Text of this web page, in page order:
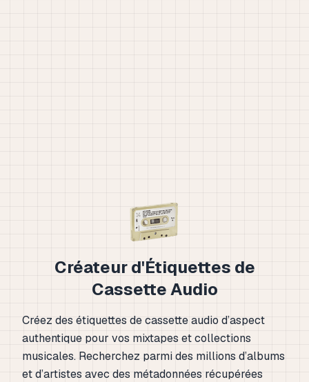
Créateur d'Étiquettes de
Cassette Audio
Créez des étiquettes de cassette audio d’aspect
authentique pour vos mixtapes et collections
musicales. Recherchez parmi des millions d’albums
et d’artistes avec des métadonnées récupérées